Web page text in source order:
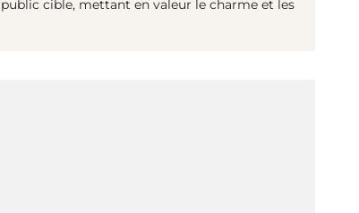
cible, mettant en valeur le charme et les